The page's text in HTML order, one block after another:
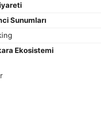
Sunumları
Ekosistemi